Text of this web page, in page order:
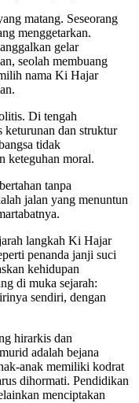
matang. Seseorang
menggetarkan.
gelar
seolah membuang
nama Ki Hajar
Di tengah
keturunan dan struktur
tidak
keteguhan moral.
tanpa
jalan yang menuntun
langkah Ki Hajar
penanda janji suci
kehidupan
di muka sejarah:
sendiri, dengan
hirarkis dan
adalah bejana
anak memiliki kodrat
dihormati. Pendidikan
menciptakan